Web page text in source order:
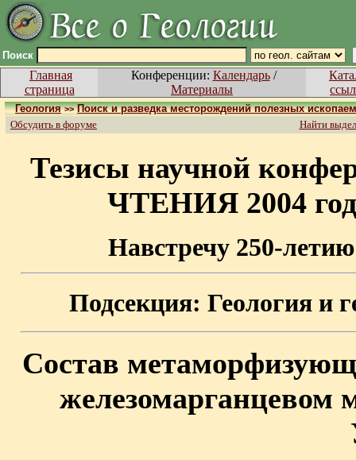
Поиск
Главная
страница
Конференции: Календарь/
Материалы
Геология >> Поиск и разведка месторождений полезных
Обсудить в форуме
Найти
Тезисы научной
ЧТЕНИЯ 2004
Навстречу 250-
Подсекция: Геология и
Состав
железомарганцевом